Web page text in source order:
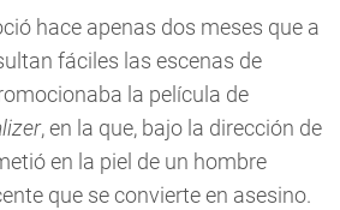
hace apenas dos meses que a
fáciles las escenas de
la película de
, en la que, bajo la dirección de
en la piel de un hombre
que se convierte en asesino.